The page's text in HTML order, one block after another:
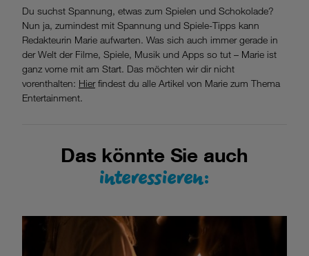
Du suchst Spannung, etwas zum Spielen und Schokolade?
Nun ja, zumindest mit Spannung und Spiele-Tipps kann
Redakteurin Marie aufwarten. Was sich auch immer gerade in
der Welt der Filme, Spiele, Musik und Apps so tut – Marie ist
ganz vorne mit am Start. Das möchten wir dir nicht
vorenthalten: Hierfindest du alle Artikel von Marie zum Thema
Entertainment.
Das könnte Sie auch
interessieren: